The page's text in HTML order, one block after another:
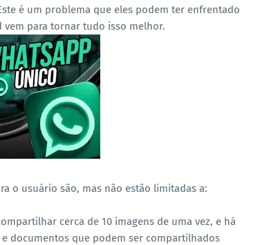
é um problema que eles podem ter enfrentado
para tornar tudo isso melhor.
o usuário são, mas não estão limitadas a:
cerca de 10 imagens de uma vez, e há
documentos que podem ser compartilhados